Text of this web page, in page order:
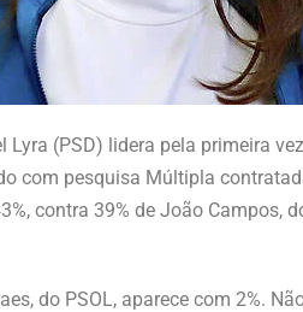
Lyra (PSD) lidera pela primeira
com pesquisa Múltipla
contra 39% de João Campos,
do PSOL, aparece com 2%.